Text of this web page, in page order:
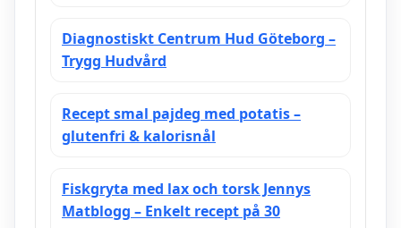
Diagnostiskt Centrum Hud Göteborg –
Trygg Hudvård
Recept smal pajdeg med potatis –
glutenfri & kalorisnål
Fiskgryta med lax och torsk Jennys
Matblogg – Enkelt recept på 30